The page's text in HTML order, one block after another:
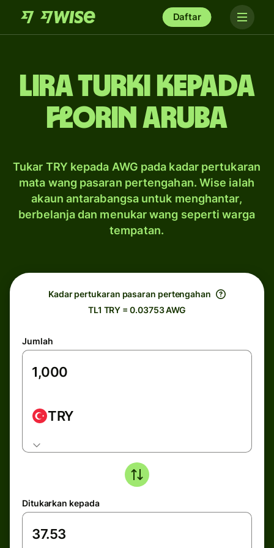
Daftar
lira Turki kepada
florin Aruba
Tukar TRY kepada AWG pada kadar pertukaran
mata wang pasaran pertengahan. Wise ialah
akaun antarabangsa untuk menghantar,
berbelanja dan menukar wang seperti warga
tempatan.
Kadar pertukaran pasaran pertengahan
TL1 TRY = 0.03753 AWG
Jumlah
TRY
Ditukarkan kepada